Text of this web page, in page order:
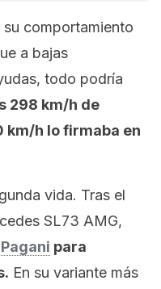
comportamiento
a bajas
todo podría
298 km/h de
km/h lo firmaba en
vida. Tras el
SL73 AMG,
Pagani para
En su variante más